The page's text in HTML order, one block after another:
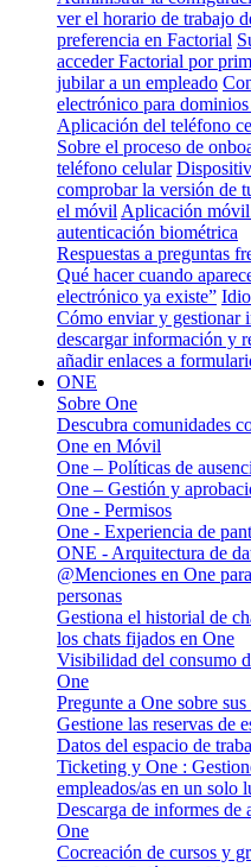
ver el horario de trabajo
preferencia en Factorial
acceder Factorial por
jubilar a un empleado
electrónico para
Aplicación del teléfono
Sobre el proceso de
teléfono celular
comprobar la versión de
el móvil Aplicación
autenticación biométrica
Respuestas a preguntas
Qué hacer cuando
electrónico ya existe”
Cómo enviar y gestionar
descargar información y
añadir enlaces a
ONE
Sobre One
Descubra comunidades
One en Móvil
One – Políticas de
One – Gestión y
One - Permisos
One - Experiencia de
ONE - Arquitectura de
@Menciones en One
personas
Gestiona el historial de
los chats fijados en One
Visibilidad del consumo
One
Pregunte a One sobre
Gestione las reservas de
Datos del espacio de
Ticketing y One :
empleados/as en un solo
Descarga de informes de
One
Cocreación de cursos y